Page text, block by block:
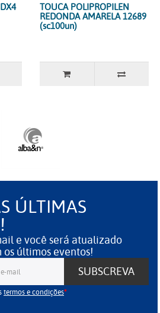
TOUCA POLIPROPILEN
REDONDA AMARELA 12689
(sc100un)
ÚLTIMAS
e você será atualizado
últimos eventos!
SUBSCREVA
termos e condições